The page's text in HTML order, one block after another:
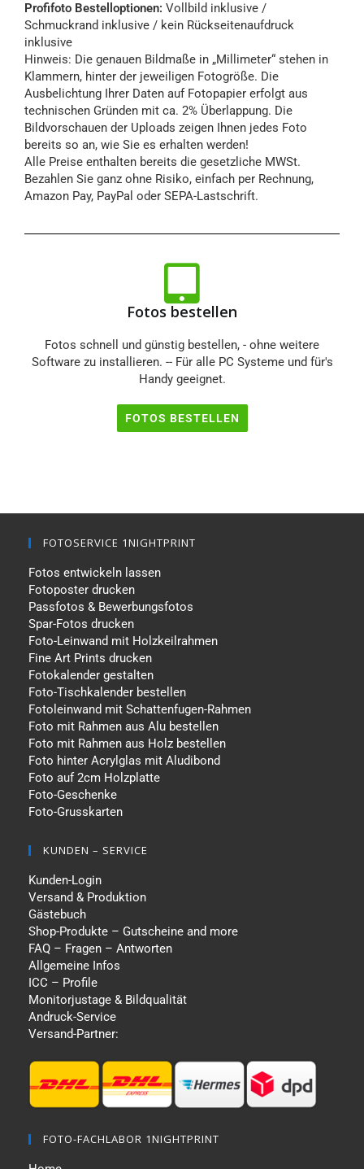
Profifoto Bestelloptionen: Vollbild inklusive /
Schmuckrand inklusive / kein Rückseitenaufdruck
inklusive
Hinweis: Die genauen Bildmaße in „Millimeter“ stehen in
Klammern, hinter der jeweiligen Fotogröße. Die
Ausbelichtung Ihrer Daten auf Fotopapier erfolgt aus
technischen Gründen mit ca. 2% Überlappung. Die
Bildvorschauen der Uploads zeigen Ihnen jedes Foto
bereits so an, wie Sie es erhalten werden!
Alle Preise enthalten bereits die gesetzliche MWSt.
Bezahlen Sie ganz ohne Risiko, einfach per Rechnung,
Amazon Pay, PayPal oder SEPA-Lastschrift.
Fotos bestellen
Fotos schnell und günstig bestellen, - ohne weitere
Software zu installieren. -- Für alle PC Systeme und für's
Handy geeignet.
FOTOS BESTELLEN
FOTOSERVICE 1NIGHTPRINT
Fotos entwickeln lassen
Fotoposter drucken
Passfotos & Bewerbungsfotos
Spar-Fotos drucken
Foto-Leinwand mit Holzkeilrahmen
Fine Art Prints drucken
Fotokalender gestalten
Foto-Tischkalender bestellen
Fotoleinwand mit Schattenfugen-Rahmen
Foto mit Rahmen aus Alu bestellen
Foto mit Rahmen aus Holz bestellen
Foto hinter Acrylglas mit Aludibond
Foto auf 2cm Holzplatte
Foto-Geschenke
Foto-Grusskarten
KUNDEN – SERVICE
Kunden-Login
Versand & Produktion
Gästebuch
Shop-Produkte – Gutscheine and more
FAQ – Fragen – Antworten
Allgemeine Infos
ICC – Profile
Monitorjustage & Bildqualität
Andruck-Service
Versand-Partner:
FOTO-FACHLABOR 1NIGHTPRINT